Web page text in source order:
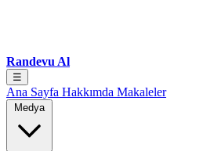
Randevu Al
☰
Ana Sayfa Hakkımda Makaleler
Medya